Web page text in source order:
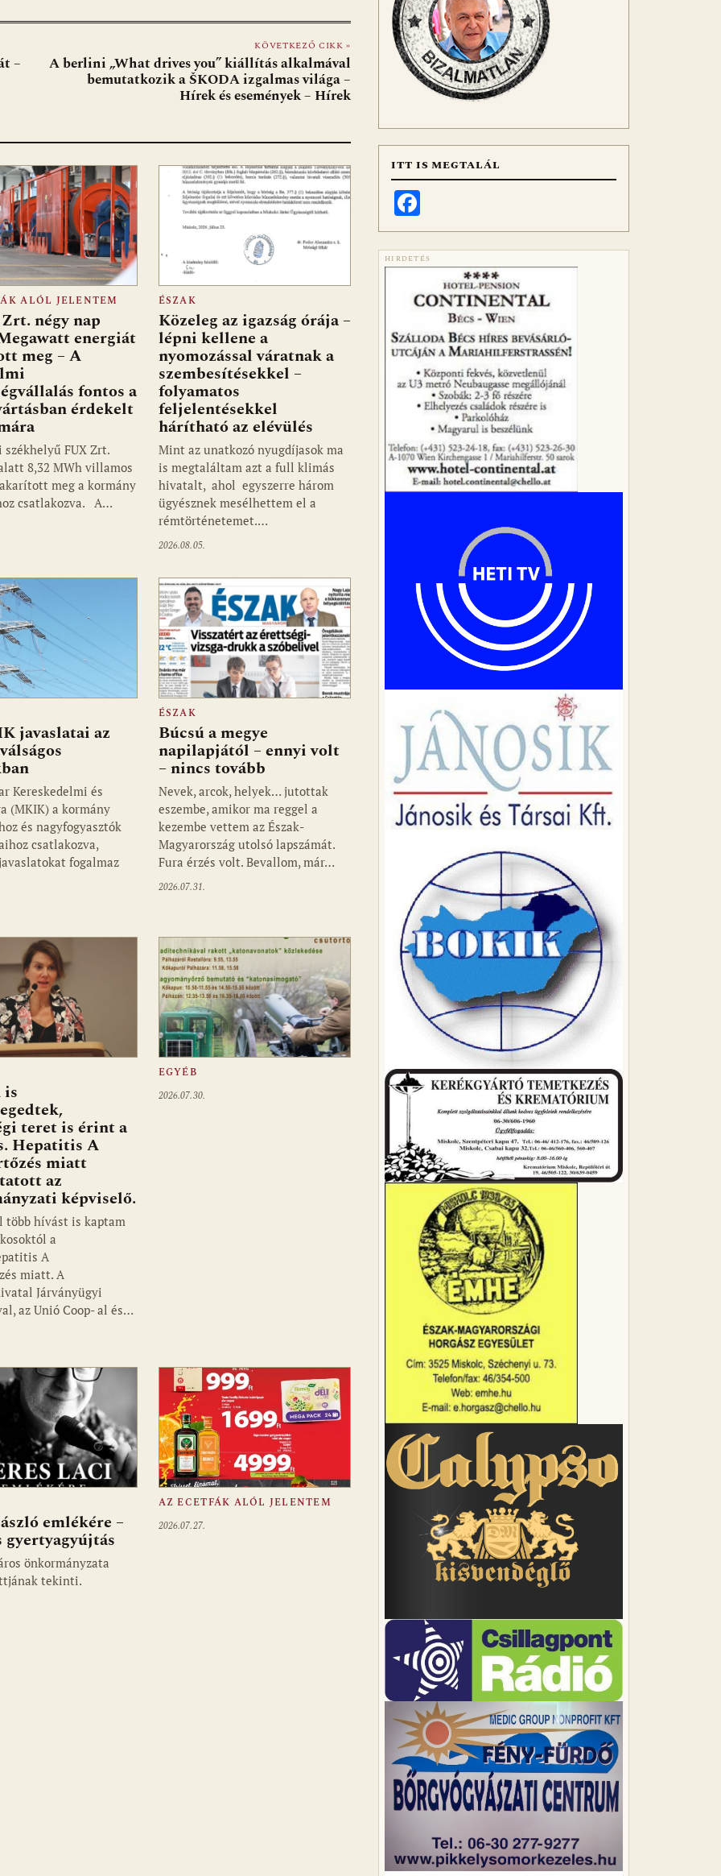
–
KÖVETKEZŐ CIKK »
A berlini „What drives you” kiállítás alkalmával
bemutatkozik a ŠKODA izgalmas világa –
Hírek és események – Hírek
ALÓL JELENTEM
négy nap
energiát
meg – A
fontos a
érdekelt
székhelyű FUX Zrt.
8,32 MWh villamos
meg a kormány
csatlakozva. A…
ÉSZAK
Közeleg az igazság órája –
lépni kellene a
nyomozással váratnak a
szembesítésekkel –
folyamatos
feljelentésekkel
hárítható az elévülés
Mint az unatkozó nyugdíjasok ma
is megtaláltam azt a full klimás
hivatalt, ahol egyszerre három
ügyésznek mesélhettem el a
rémtörténetemet.…
2026.08.05.
javaslatai az
Kereskedelmi és
(MKIK) a kormány
és nagyfogyasztók
csatlakozva,
fogalmaz
ÉSZAK
Búcsú a megye
napilapjától – ennyi volt
– nincs tovább
Nevek, arcok, helyek… jutottak
eszembe, amikor ma reggel a
kezembe vettem az Észak-
Magyarország utolsó lapszámát.
Fura érzés volt. Bevallom, már…
2026.07.31.
is
teret is érint a
Hepatitis A
miatt
az
képviselő.
több hívást is kaptam
a
A
miatt. A
Járványügyi
az Unió Coop- al és…
EGYÉB
2026.07.30.
emlékére –
gyertyagyújtás
önkormányzata
tekinti.
AZ ECETFÁK ALÓL JELENTEM
2026.07.27.
ITT IS MEGTALÁL
HIRDETÉS